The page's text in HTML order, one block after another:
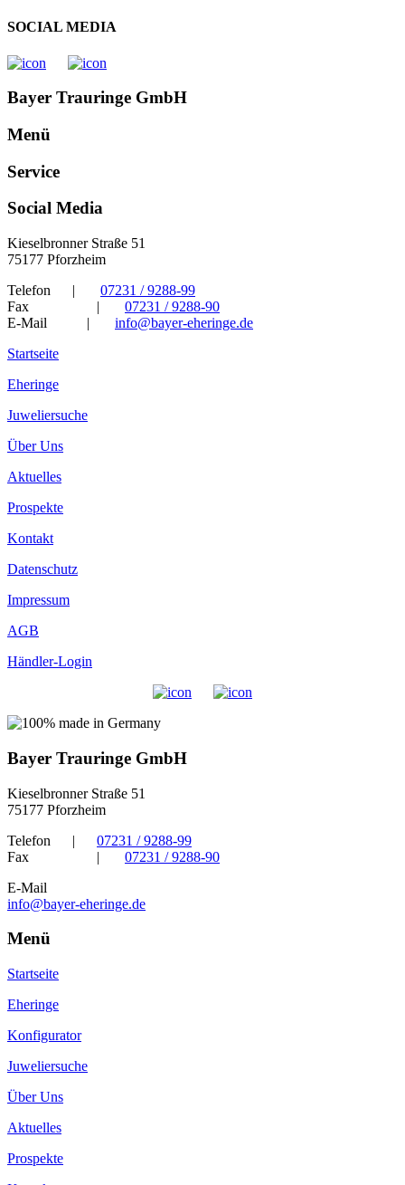
SOCIAL MEDIA
Bayer Trauringe GmbH
Menü
Service
Social Media
Kieselbronner Straße 51
75177 Pforzheim
Telefon
|
07231 / 9288-99
Fax
|
07231 / 9288-90
E-Mail
|
info@bayer-eheringe.de
Startseite
Eheringe
Juweliersuche
Über Uns
Aktuelles
Prospekte
Kontakt
Datenschutz
Impressum
AGB
Händler-Login
Bayer Trauringe GmbH
Kieselbronner Straße 51
75177 Pforzheim
Telefon
|
07231 / 9288-99
Fax
|
07231 / 9288-90
E-Mail
info@bayer-eheringe.de
Menü
Startseite
Eheringe
Konfigurator
Juweliersuche
Über Uns
Aktuelles
Prospekte